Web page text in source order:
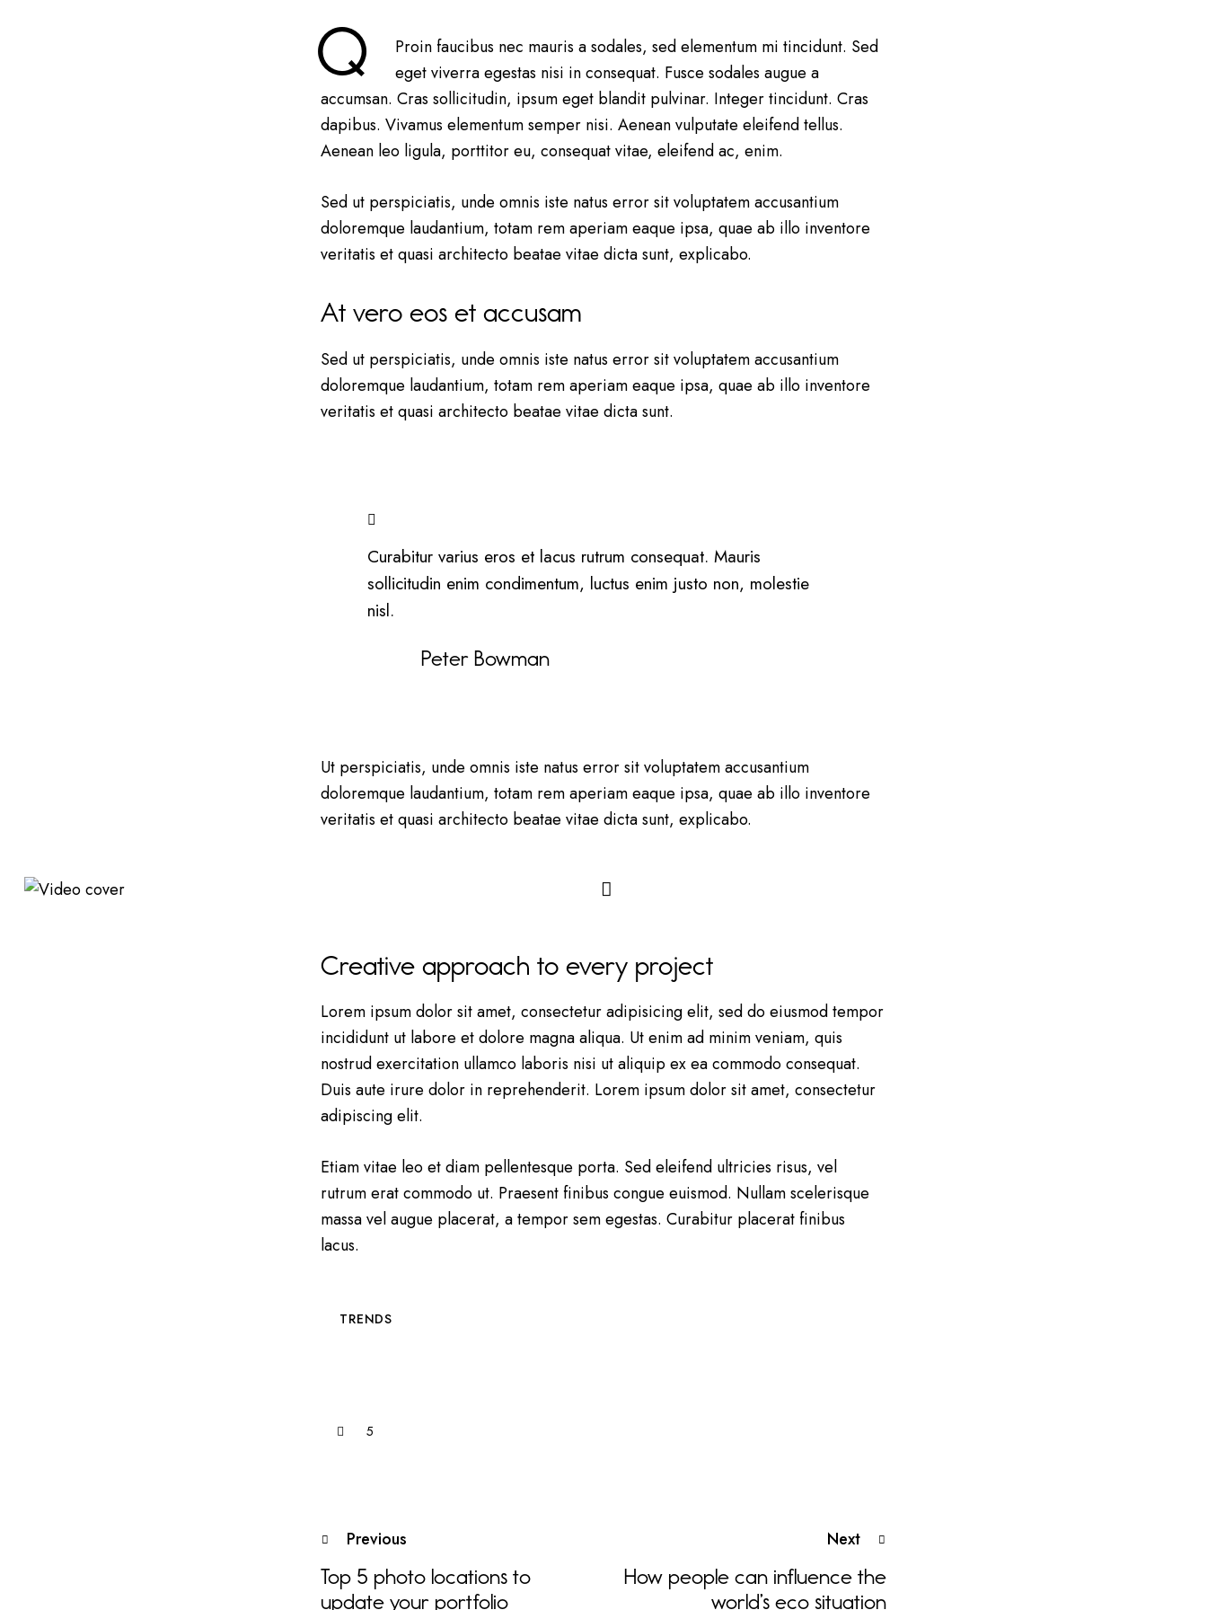
Q
Proin faucibus nec mauris a sodales, sed elementum mi tincidunt. Sed
eget viverra egestas nisi in consequat. Fusce sodales augue a
accumsan. Cras sollicitudin, ipsum eget blandit pulvinar. Integer tincidunt. Cras
dapibus. Vivamus elementum semper nisi. Aenean vulputate eleifend tellus.
Aenean leo ligula, porttitor eu, consequat vitae, eleifend ac, enim.
Sed ut perspiciatis, unde omnis iste natus error sit voluptatem accusantium
doloremque laudantium, totam rem aperiam eaque ipsa, quae ab illo inventore
veritatis et quasi architecto beatae vitae dicta sunt, explicabo.
At vero eos et accusam
Sed ut perspiciatis, unde omnis iste natus error sit voluptatem accusantium
doloremque laudantium, totam rem aperiam eaque ipsa, quae ab illo inventore
veritatis et quasi architecto beatae vitae dicta sunt.
Curabitur varius eros et lacus rutrum consequat. Mauris
sollicitudin enim condimentum, luctus enim justo non, molestie
nisl.
Peter Bowman
Ut perspiciatis, unde omnis iste natus error sit voluptatem accusantium
doloremque laudantium, totam rem aperiam eaque ipsa, quae ab illo inventore
veritatis et quasi architecto beatae vitae dicta sunt, explicabo.
Creative approach to every project
Lorem ipsum dolor sit amet, consectetur adipisicing elit, sed do eiusmod tempor
incididunt ut labore et dolore magna aliqua. Ut enim ad minim veniam, quis
nostrud exercitation ullamco laboris nisi ut aliquip ex ea commodo consequat.
Duis aute irure dolor in reprehenderit. Lorem ipsum dolor sit amet, consectetur
adipiscing elit.
Etiam vitae leo et diam pellentesque porta. Sed eleifend ultricies risus, vel
rutrum erat commodo ut. Praesent finibus congue euismod. Nullam scelerisque
massa vel augue placerat, a tempor sem egestas. Curabitur placerat finibus
lacus.
TRENDS
5
Previous
Top 5 photo locations to
update your portfolio
Next
How people can influence the
world’s eco situation